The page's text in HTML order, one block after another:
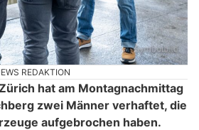
REDAKTION
hat am Montagnachmittag
zwei Männer verhaftet, die
aufgebrochen haben.